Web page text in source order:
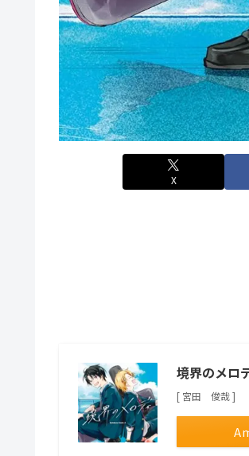
X
境界のメロ
[ 宮田 俊哉 ]